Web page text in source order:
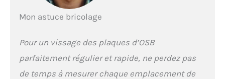
Mon astuce bricolage
Pour un vissage des plaques d’OSB
parfaitement régulier et rapide, ne perdez pas
de temps à mesurer chaque emplacement de